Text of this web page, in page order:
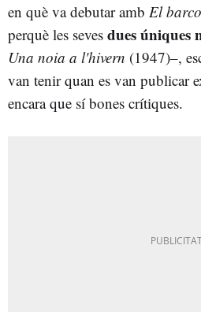
en què va debutar amb El
perquè les seves dues úniques
Una noia a l'hivern (1947)–,
van tenir quan es van publicar
encara que sí bones crítiques.